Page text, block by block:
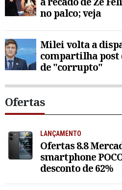
no palco; veja
Milei volta a
compartilha post
de "corrupto"
Ofertas
LANÇAMENTO
Ofertas 8.8
smartphone
desconto de 62%